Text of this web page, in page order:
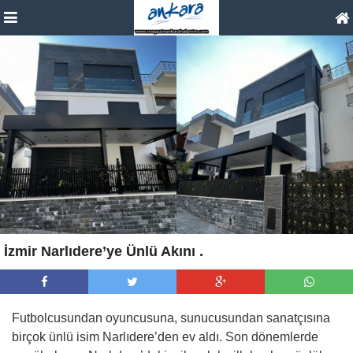
İzmir Narlıdere’ye Ünlü Akını .
Futbolcusundan oyuncusuna, sunucusundan sanatçısına
birçok ünlü isim Narlıdere’den ev aldı. Son dönemlerde